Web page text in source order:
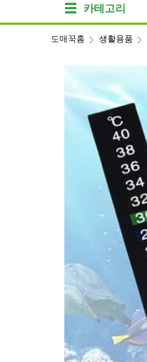
카테고리
도매꾹홈 생활용품